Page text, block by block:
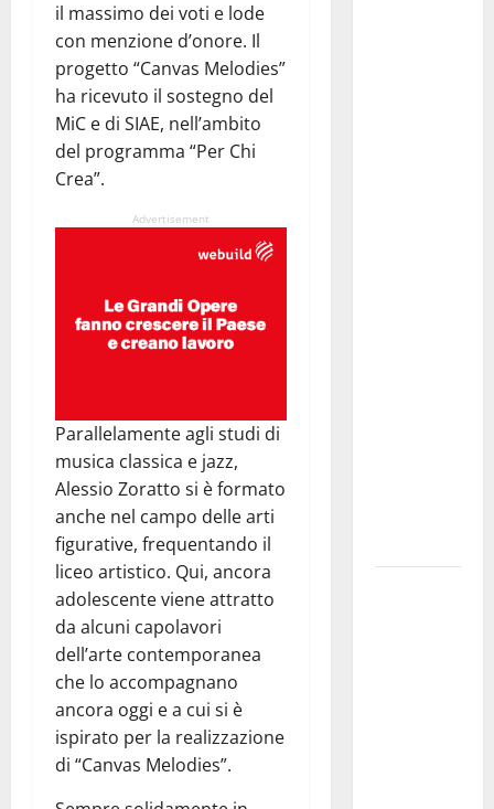
il massimo dei voti e lode
con menzione d’onore. Il
progetto “Canvas Melodies”
ha ricevuto il sostegno del
MiC e di SIAE, nell’ambito
del programma “Per Chi
Crea”.
Advertisement
Parallelamente agli studi di
musica classica e jazz,
Alessio Zoratto si è formato
anche nel campo delle arti
figurative, frequentando il
liceo artistico. Qui, ancora
adolescente viene attratto
da alcuni capolavori
dell’arte contemporanea
che lo accompagnano
ancora oggi e a cui si è
ispirato per la realizzazione
di “Canvas Melodies”.